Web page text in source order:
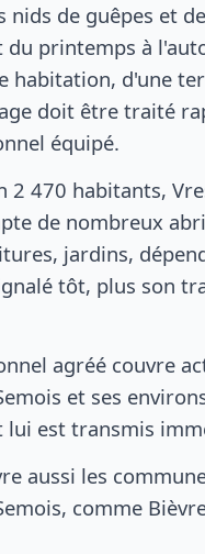
nids de guêpes et
du printemps à
habitation, d'une
doit être traité
équipé.
2 470 habitants,
de nombreux
jardins,
tôt, plus son
agréé couvre
et ses
lui est transmis
aussi les
comme